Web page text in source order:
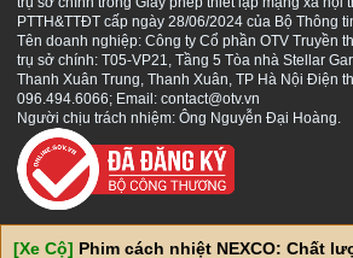
PTTH&TTĐT cấp ngày 28/06/2024 của Bộ Thông
Tên doanh nghiệp: Công ty Cổ phần OTV Truyền
trụ sở chính: T05-VP21, Tầng 5 Tòa nhà Stellar
Thanh Xuân Trung, Thanh Xuân, TP Hà Nội Điện
096.494.6066; Email: contact@otv.vn
Người chịu trách nhiệm: Ông Nguyễn Đại Hoàng.
[Xe Cộ] Phim cách nhiệt NEXCO: Chất